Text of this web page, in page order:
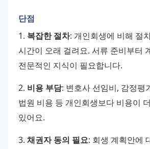
단점
1. 복잡한 절차: 개인회생에 비해 절
시간이 오래 걸려요. 서류 준비부터
전문적인 지식이 필요합니다.
2. 비용 부담: 변호사 선임비, 감정평
법원 비용 등 개인회생보다 비용이
있어요.
3. 채권자 동의 필요: 회생 계획안에